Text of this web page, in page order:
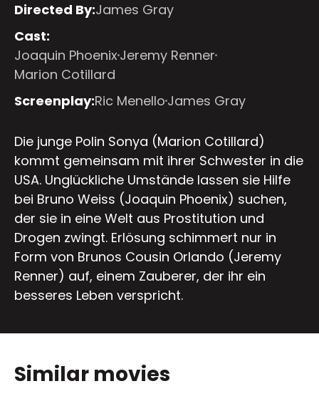
Directed By:James Gray
Cast:
Joaquin Phoenix Jeremy Renner
Marion Cotillard
Screenplay:Ric Menello James Gray
Die junge Polin Sonya (Marion Cotillard)
kommt gemeinsam mit ihrer Schwester in die
USA. Unglückliche Umstände lassen sie Hilfe
bei Bruno Weiss (Joaquin Phoenix) suchen,
der sie in eine Welt aus Prostitution und
Drogen zwingt. Erlösung schimmert nur in
Form von Brunos Cousin Orlando (Jeremy
Renner) auf, einem Zauberer, der ihr ein
besseres Leben verspricht.
Similar movies